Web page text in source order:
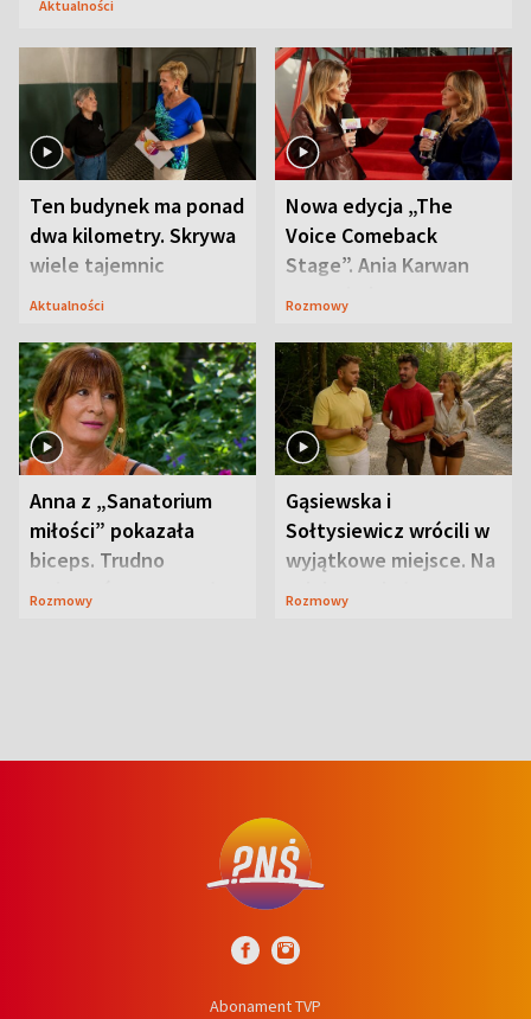
Aktualności
Ten budynek ma ponad
dwa kilometry. Skrywa
wiele tajemnic
Aktualności
Nowa edycja „The
Voice Comeback
Stage”. Ania Karwan
zapowiada
Rozmowy
Anna z „Sanatorium
miłości” pokazała
biceps. Trudno
uwierzyć, co przeszła
Rozmowy
Gąsiewska i
Sołtysiewicz wrócili w
wyjątkowe miejsce. Na
szlaku czekał
Rozmowy
Abonament TVP